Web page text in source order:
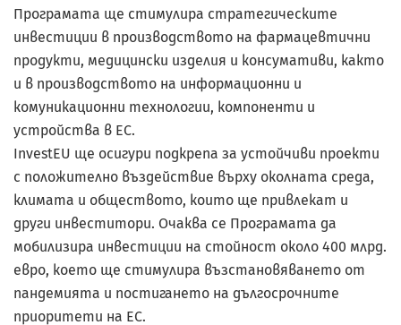
Програмата ще стимулира стратегическите
инвестиции в производството на фармацевтични
продукти, медицински изделия и консумативи, както
и в производството на информационни и
комуникационни технологии, компоненти и
устройства в ЕС.
InvestEU ще осигури подкрепа за устойчиви проекти
с положително въздействие върху околната среда,
климата и обществото, които ще привлекат и
други инвеститори. Очаква се Програмата да
мобилизира инвестиции на стойност около 400 млрд.
евро, което ще стимулира възстановяването от
пандемията и постигането на дългосрочните
приоритети на ЕС.